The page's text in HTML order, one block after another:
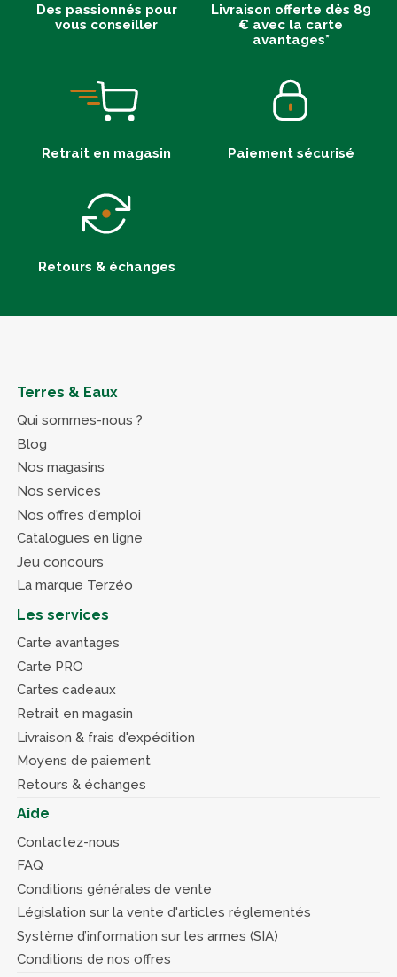
Des passionnés pour
vous conseiller
Livraison offerte dès 89
€ avec la carte
avantages*
Retrait en magasin Paiement sécurisé
Retours & échanges
Terres & Eaux
Qui sommes-nous ?
Blog
Nos magasins
Nos services
Nos offres d'emploi
Catalogues en ligne
Jeu concours
La marque Terzéo
Les services
Carte avantages
Carte PRO
Cartes cadeaux
Retrait en magasin
Livraison & frais d'expédition
Moyens de paiement
Retours & échanges
Aide
Contactez-nous
FAQ
Conditions générales de vente
Législation sur la vente d'articles réglementés
Système d’information sur les armes (SIA)
Conditions de nos offres